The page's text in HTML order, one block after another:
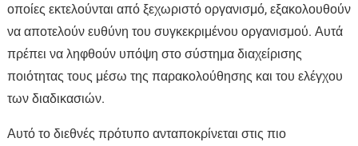
οποίες εκτελούνται από ξεχωριστό οργανισμό, εξακολουθούν
να αποτελούν ευθύνη του συγκεκριμένου οργανισμού. Αυτά
πρέπει να ληφθούν υπόψη στο σύστημα διαχείρισης
ποιότητας τους μέσω της παρακολούθησης και του ελέγχου
των διαδικασιών.
Αυτό το διεθνές πρότυπο ανταποκρίνεται στις πιο